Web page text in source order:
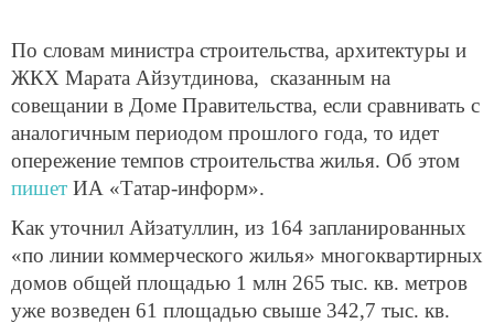
По словам министра строительства, архитектуры и
ЖКХ Марата Айзутдинова, сказанным на
совещании в Доме Правительства, если сравнивать с
аналогичным периодом прошлого года, то идет
опережение темпов строительства жилья. Об этом
пишет ИА «Татар-информ».
Как уточнил Айзатуллин, из 164 запланированных
«по линии коммерческого жилья» многоквартирных
домов общей площадью 1 млн 265 тыс. кв. метров
уже возведен 61 площадью свыше 342,7 тыс. кв.